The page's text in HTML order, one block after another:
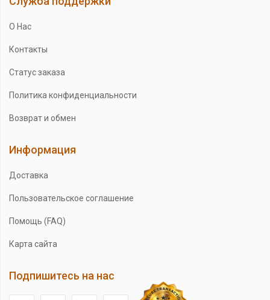
О Нас
Контакты
Статус заказа
Политика конфиденциальности
Возврат и обмен
Информация
Доставка
Пользовательское соглашение
Помощь (FAQ)
Карта сайта
Подпишитесь на нас